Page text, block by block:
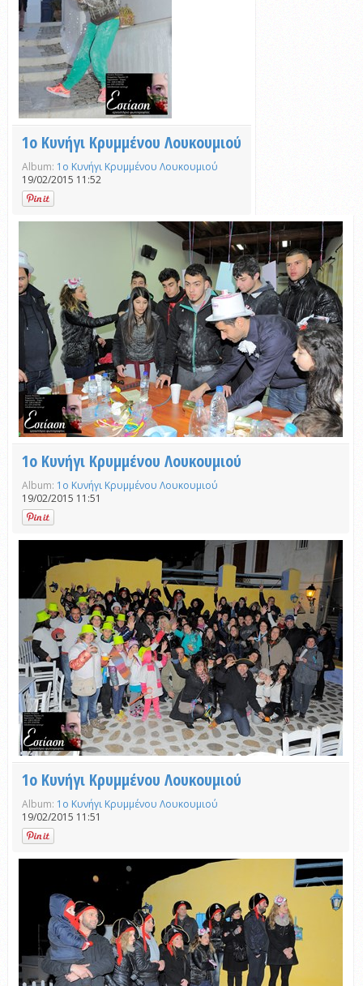
1ο Κυνήγι Κρυμμένου Λουκουμιού
Album: 1ο Κυνήγι Κρυμμένου Λουκουμιού
19/02/2015 11:52
1ο Κυνήγι Κρυμμένου Λουκουμιού
Album: 1ο Κυνήγι Κρυμμένου Λουκουμιού
19/02/2015 11:51
1ο Κυνήγι Κρυμμένου Λουκουμιού
Album: 1ο Κυνήγι Κρυμμένου Λουκουμιού
19/02/2015 11:51